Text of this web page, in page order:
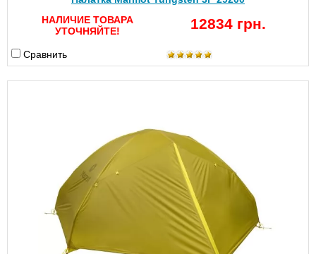
НАЛИЧИЕ ТОВАРА
УТОЧНЯЙТЕ!
12834 грн.
Сравнить